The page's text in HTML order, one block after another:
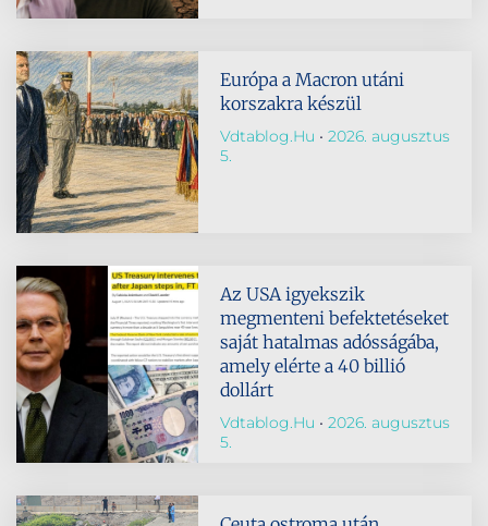
Európa a Macron utáni
korszakra készül
Vdtablog.hu
2026. augusztus
5.
Az USA igyekszik
megmenteni befektetéseket
saját hatalmas adósságába,
amely elérte a 40 billió
dollárt
Vdtablog.hu
2026. augusztus
5.